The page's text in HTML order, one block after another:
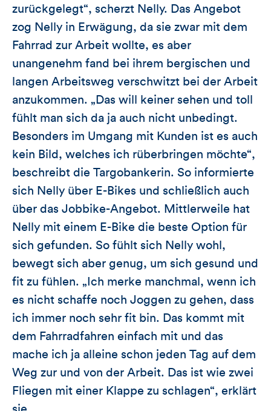
zurückgelegt“, scherzt Nelly. Das Angebot
zog Nelly in Erwägung, da sie zwar mit dem
Fahrrad zur Arbeit wollte, es aber
unangenehm fand bei ihrem bergischen und
langen Arbeitsweg verschwitzt bei der Arbeit
anzukommen. „Das will keiner sehen und toll
fühlt man sich da ja auch nicht unbedingt.
Besonders im Umgang mit Kunden ist es auch
kein Bild, welches ich rüberbringen möchte“,
beschreibt die Targobankerin. So informierte
sich Nelly über E-Bikes und schließlich auch
über das Jobbike-Angebot. Mittlerweile hat
Nelly mit einem E-Bike die beste Option für
sich gefunden. So fühlt sich Nelly wohl,
bewegt sich aber genug, um sich gesund und
fit zu fühlen. „Ich merke manchmal, wenn ich
es nicht schaffe noch Joggen zu gehen, dass
ich immer noch sehr fit bin. Das kommt mit
dem Fahrradfahren einfach mit und das
mache ich ja alleine schon jeden Tag auf dem
Weg zur und von der Arbeit. Das ist wie zwei
Fliegen mit einer Klappe zu schlagen“, erklärt